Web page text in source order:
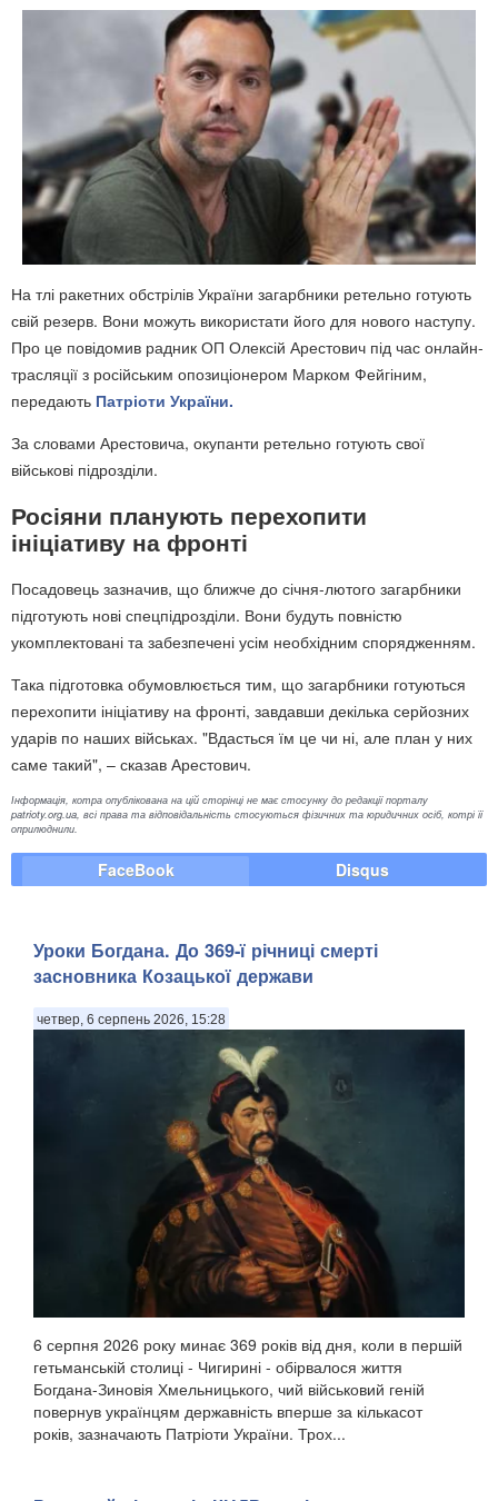
На тлі ракетних обстрілів України загарбники ретельно готують
свій резерв. Вони можуть використати його для нового наступу.
Про це повідомив радник ОП Олексій Арестович під час онлайн-
трасляції з російським опозиціонером Марком Фейгіним,
передають Патріоти України.
За словами Арестовича, окупанти ретельно готують свої
військові підрозділи.
Росіяни планують перехопити
ініціативу на фронті
Посадовець зазначив, що ближче до січня-лютого загарбники
підготують нові спецпідрозділи. Вони будуть повністю
укомплектовані та забезпечені усім необхідним спорядженням.
Така підготовка обумовлюється тим, що загарбники готуються
перехопити ініціативу на фронті, завдавши декілька серйозних
ударів по наших військах. "Вдасться їм це чи ні, але план у них
саме такий", – сказав Арестович.
Інформація, котра опублікована на цій сторінці не має стосунку до редакції порталу
patrioty.org.ua, всі права та відповідальність стосуються фізичних та юридичних осіб, котрі її
оприлюднили.
FaceBook Disqus
Уроки Богдана. До 369-ї річниці смерті
засновника Козацької держави
четвер, 6 серпень 2026, 15:28
6 серпня 2026 року минає 369 років від дня, коли в першій
гетьманській столиці - Чигирині - обірвалося життя
Богдана-Зиновія Хмельницького, чий військовий геній
повернув українцям державність вперше за кількасот
років, зазначають Патріоти України. Трох...